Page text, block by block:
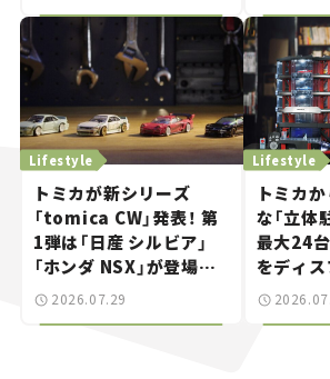
トミカが新シリーズ
「tomica CW」発表！ 第
1弾は「日産 シルビア」
「ホンダ NSX」が登場。
世界が注目す
る“JDM"に焦点【クルマ
Lifestyle
2026.07.29
トミカ
な「立体
最大24
をディス
別な「日
NISMO
Lifestyle